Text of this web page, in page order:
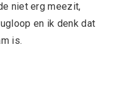
niet erg meezit,
en ik denk dat
is.